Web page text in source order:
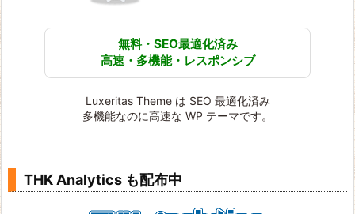
無料・SEO最適化済み
高速・多機能・レスポンシブ
Luxeritas Theme は SEO 最適化済み
多機能なのに高速な WP テーマです。
THK Analytics も配布中